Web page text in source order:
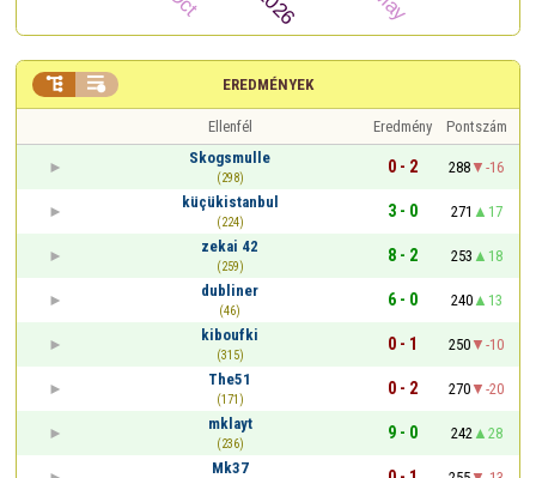
EREDMÉNYEK
 
Ellenfél Eredmény
Pontszám
Skogsmulle
(298)
0 - 2 288
-16
küçükistanbul
(224)
3 - 0 271
17
zekai 42
(259)
8 - 2 253
18
dubliner
(46)
6 - 0 240
13
kiboufki
(315)
0 - 1 250
-10
The51
(171)
0 - 2 270
-20
mklayt
(236)
9 - 0 242
28
Mk37